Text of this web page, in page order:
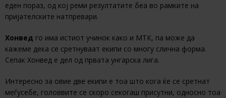
еден пораз, од кој реми резултатите беа во рамките на
пријателските натпревари.
Хонвед го има истиот учинок како и МТК, па може да
кажеме дека се сретнуваат екипи со многу слична форма.
Сепак Хонвед е дел од првата унгарска лига.
Интересно за овие две екипи е тоа што кога ќе се сретнат
меѓусебе, головвите се скоро секогаш присутни, односно тоа